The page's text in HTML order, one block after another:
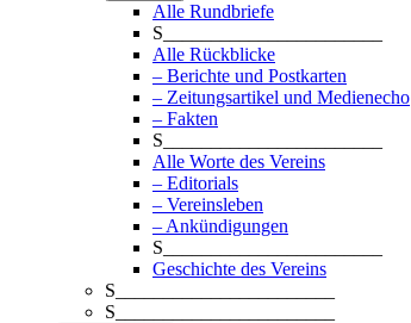
Alle Rundbriefe
S_______________________
Alle Rückblicke
– Berichte und Postkarten
– Zeitungsartikel und Medienecho
– Fakten
S_______________________
Alle Worte des Vereins
– Editorials
– Vereinsleben
– Ankündigungen
S_______________________
Geschichte des Vereins
S_______________________
S_______________________